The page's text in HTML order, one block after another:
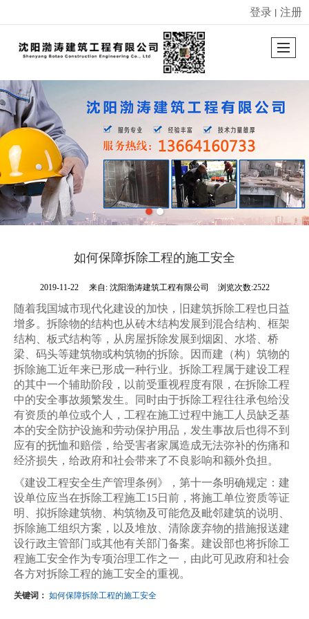
很遗憾，因您的浏览器版本过低导致无法获得最佳浏览体验，推荐下载安装谷歌浏览器！
登录 丨 注册
如何保障拆除工程的施工安全
2019-11-22 来自: 沈阳渤涛建筑工程有限公司 浏览次数:2522
随着我国城市现代化建设的加快，旧建筑拆除工程也日益
增多。拆除物的结构也从砖木结构发展到混合结构、框架
结构、板式结构等，从房屋拆除发展到烟囱、水塔、桥
梁、码头等建筑物或构筑物的拆除。因而建（构）筑物的
拆除施工近年来已形成一种行业。拆除工程属于建设工程
的其中一个辅助阶段，以前受重视程度有限，在拆除工程
中的安全事故频繁发生。同时由于拆除工程往往承包给没
有资质的单位或个人，工程在施工过程中施工人员缺乏基
本的安全防护设施和劳动保护用品，发生事故后也得不到
应有的抚恤和赔偿，给受害者家属造成无法弥补的伤痛和
经济损失，给政府和社会带来了不良影响和额外负担。
《建设工程安全生产管理条例》，第十一条明确规定：建
设单位应当在拆除工程施工15日前，将施工单位资质等证
明、拟拆除建筑物、构筑物及可能危及毗邻建筑的说明、
拆除施工组织方案，以及堆放、清除废弃物的措施报送建
设行政主管部门或其他有关部门备案。建设部也将拆除工
程施工安全作为专项治理工作之一，由此可见政府和社会
各方对拆除工程的施工安全的重视。
关键词： 如何保障拆除工程的施工安全